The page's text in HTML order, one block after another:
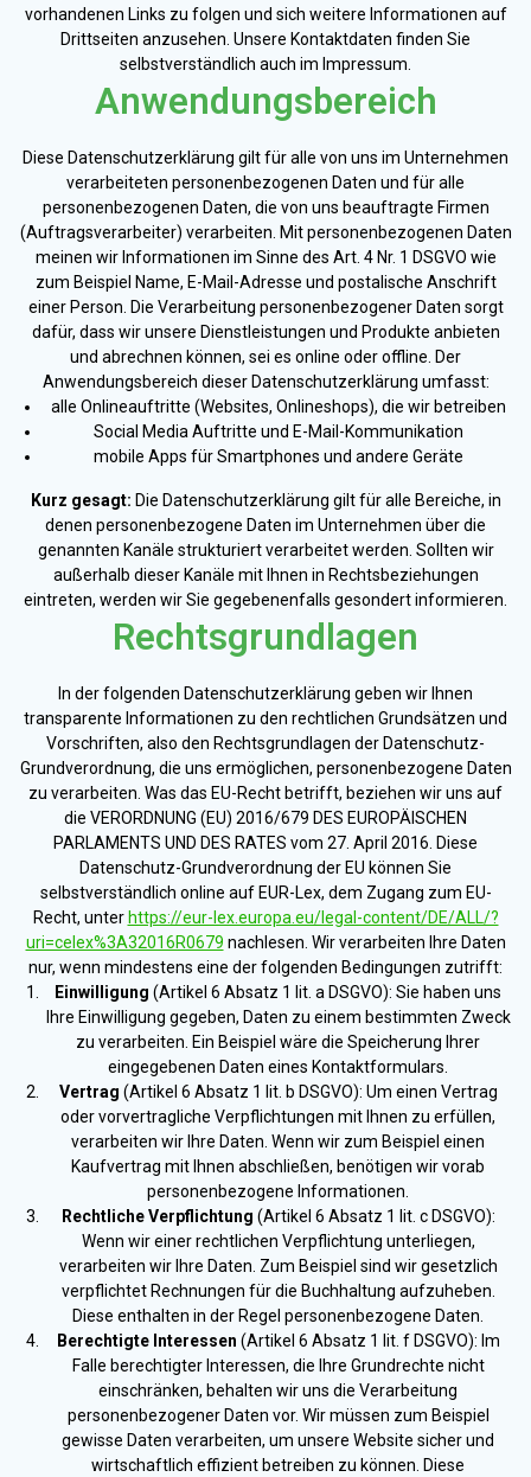
vorhandenen Links zu folgen und sich weitere Informationen auf
Drittseiten anzusehen. Unsere Kontaktdaten finden Sie
selbstverständlich auch im Impressum.
Anwendungsbereich
Diese Datenschutzerklärung gilt für alle von uns im Unternehmen
verarbeiteten personenbezogenen Daten und für alle
personenbezogenen Daten, die von uns beauftragte Firmen
(Auftragsverarbeiter) verarbeiten. Mit personenbezogenen Daten
meinen wir Informationen im Sinne des Art. 4 Nr. 1 DSGVO wie
zum Beispiel Name, E-Mail-Adresse und postalische Anschrift
einer Person. Die Verarbeitung personenbezogener Daten sorgt
dafür, dass wir unsere Dienstleistungen und Produkte anbieten
und abrechnen können, sei es online oder offline. Der
Anwendungsbereich dieser Datenschutzerklärung umfasst:
alle Onlineauftritte (Websites, Onlineshops), die wir betreiben
Social Media Auftritte und E-Mail-Kommunikation
mobile Apps für Smartphones und andere Geräte
Kurz gesagt: Die Datenschutzerklärung gilt für alle Bereiche, in
denen personenbezogene Daten im Unternehmen über die
genannten Kanäle strukturiert verarbeitet werden. Sollten wir
außerhalb dieser Kanäle mit Ihnen in Rechtsbeziehungen
eintreten, werden wir Sie gegebenenfalls gesondert informieren.
Rechtsgrundlagen
In der folgenden Datenschutzerklärung geben wir Ihnen
transparente Informationen zu den rechtlichen Grundsätzen und
Vorschriften, also den Rechtsgrundlagen der Datenschutz-
Grundverordnung, die uns ermöglichen, personenbezogene Daten
zu verarbeiten. Was das EU-Recht betrifft, beziehen wir uns auf
die VERORDNUNG (EU) 2016/679 DES EUROPÄISCHEN
PARLAMENTS UND DES RATES vom 27. April 2016. Diese
Datenschutz-Grundverordnung der EU können Sie
selbstverständlich online auf EUR-Lex, dem Zugang zum EU-
Recht, unter https://eur-lex.europa.eu/legal-content/DE/ALL/?
uri=celex%3A32016R0679 nachlesen. Wir verarbeiten Ihre Daten
nur, wenn mindestens eine der folgenden Bedingungen zutrifft:
Einwilligung (Artikel 6 Absatz 1 lit. a DSGVO): Sie haben uns
Ihre Einwilligung gegeben, Daten zu einem bestimmten Zweck
zu verarbeiten. Ein Beispiel wäre die Speicherung Ihrer
eingegebenen Daten eines Kontaktformulars.
Vertrag (Artikel 6 Absatz 1 lit. b DSGVO): Um einen Vertrag
oder vorvertragliche Verpflichtungen mit Ihnen zu erfüllen,
verarbeiten wir Ihre Daten. Wenn wir zum Beispiel einen
Kaufvertrag mit Ihnen abschließen, benötigen wir vorab
personenbezogene Informationen.
Rechtliche Verpflichtung (Artikel 6 Absatz 1 lit. c DSGVO):
Wenn wir einer rechtlichen Verpflichtung unterliegen,
verarbeiten wir Ihre Daten. Zum Beispiel sind wir gesetzlich
verpflichtet Rechnungen für die Buchhaltung aufzuheben.
Diese enthalten in der Regel personenbezogene Daten.
Berechtigte Interessen (Artikel 6 Absatz 1 lit. f DSGVO): Im
Falle berechtigter Interessen, die Ihre Grundrechte nicht
einschränken, behalten wir uns die Verarbeitung
personenbezogener Daten vor. Wir müssen zum Beispiel
gewisse Daten verarbeiten, um unsere Website sicher und
wirtschaftlich effizient betreiben zu können. Diese